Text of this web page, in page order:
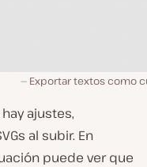
Exportar textos como
ajustes,
al subir. En
puede ver que